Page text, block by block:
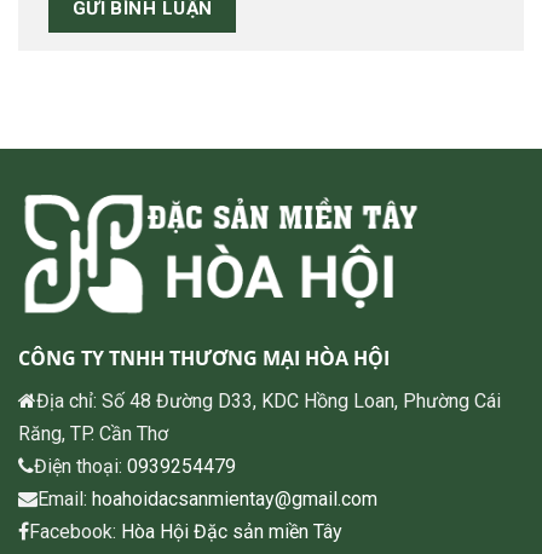
CÔNG TY TNHH THƯƠNG MẠI HÒA HỘI
Địa chỉ: Số 48 Đường D33, KDC Hồng Loan, Phường Cái
Răng, TP. Cần Thơ
Điện thoại: 0939254479
Email: hoahoidacsanmientay@gmail.com
Facebook: Hòa Hội Đặc sản miền Tây